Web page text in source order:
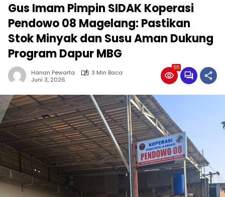
Gus Imam Pimpin SIDAK Koperasi
Pendowo 08 Magelang: Pastikan
Stok Minyak dan Susu Aman Dukung
Program Dapur MBG
Harian Pewarta
3 Min Baca
Juni 3, 2026
55